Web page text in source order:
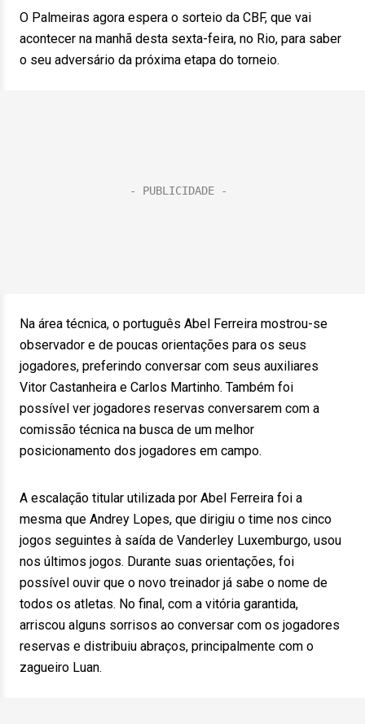
O Palmeiras agora espera o sorteio da CBF, que vai
acontecer na manhã desta sexta-feira, no Rio, para saber
o seu adversário da próxima etapa do torneio.
Na área técnica, o português Abel Ferreira mostrou-se
observador e de poucas orientações para os seus
jogadores, preferindo conversar com seus auxiliares
Vitor Castanheira e Carlos Martinho. Também foi
possível ver jogadores reservas conversarem com a
comissão técnica na busca de um melhor
posicionamento dos jogadores em campo.
A escalação titular utilizada por Abel Ferreira foi a
mesma que Andrey Lopes, que dirigiu o time nos cinco
jogos seguintes à saída de Vanderley Luxemburgo, usou
nos últimos jogos. Durante suas orientações, foi
possível ouvir que o novo treinador já sabe o nome de
todos os atletas. No final, com a vitória garantida,
arriscou alguns sorrisos ao conversar com os jogadores
reservas e distribuiu abraços, principalmente com o
zagueiro Luan.